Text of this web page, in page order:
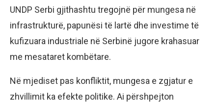
UNDP Serbi gjithashtu tregojnë për mungesa në
infrastrukturë, papunësi të lartë dhe investime të
kufizuara industriale në Serbinë jugore krahasuar
me mesataret kombëtare.
Në mjediset pas konfliktit, mungesa e zgjatur e
zhvillimit ka efekte politike. Ai përshpejton